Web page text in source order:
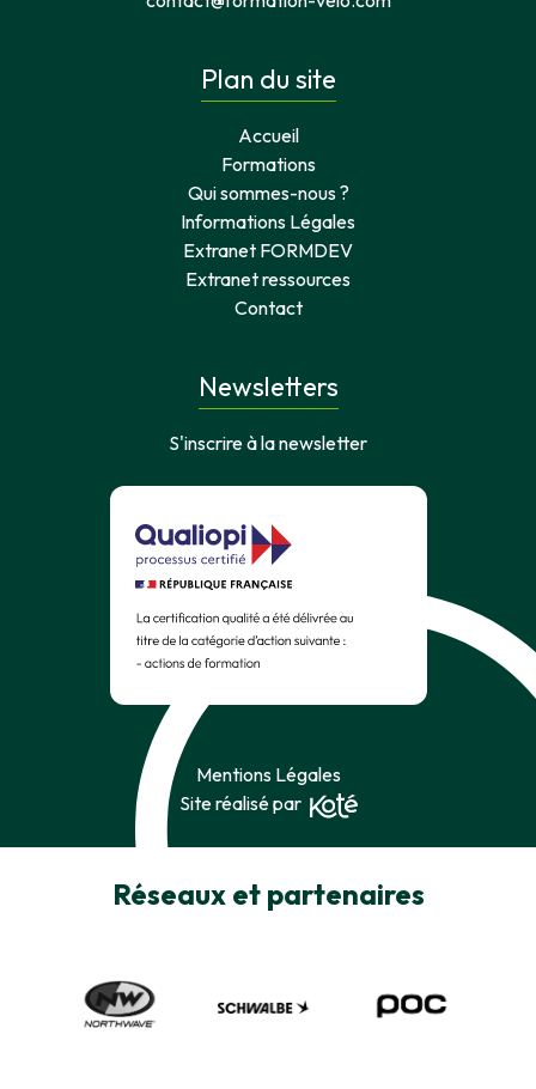
Plan du site
Accueil
Formations
Qui sommes-nous ?
Informations Légales
Extranet FORMDEV
Extranet ressources
Contact
Newsletters
S'inscrire à la newsletter
Mentions Légales
Site réalisé par
Réseaux et partenaires